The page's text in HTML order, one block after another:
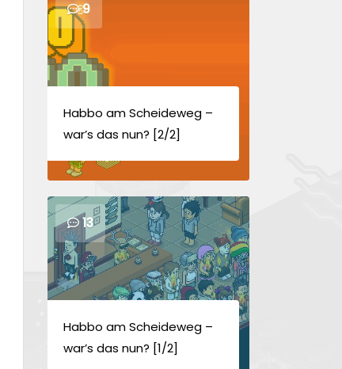
9
Habbo am Scheideweg –
war’s das nun? [2/2]
13
Habbo am Scheideweg –
war’s das nun? [1/2]